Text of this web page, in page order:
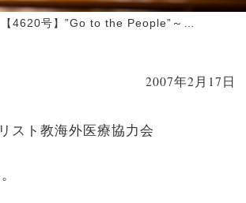
【4620号】”Go to the People”～キリスト教医療ミッションの現場から～②
2007年2月17日
スト教海外医療協力会